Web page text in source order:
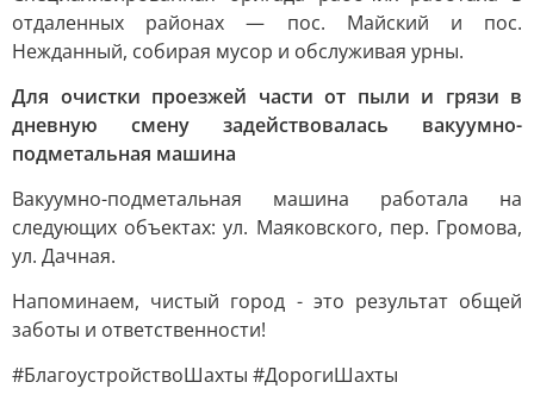
отдаленных районах — пос. Майский и пос.
Нежданный, собирая мусор и обслуживая урны.
Для очистки проезжей части от пыли и грязи в
дневную смену задействовалась вакуумно-
подметальная машина
Вакуумно-подметальная машина работала на
следующих объектах: ул. Маяковского, пер. Громова,
ул. Дачная.
Напоминаем, чистый город - это результат общей
заботы и ответственности!
#БлагоустройствоШахты #ДорогиШахты